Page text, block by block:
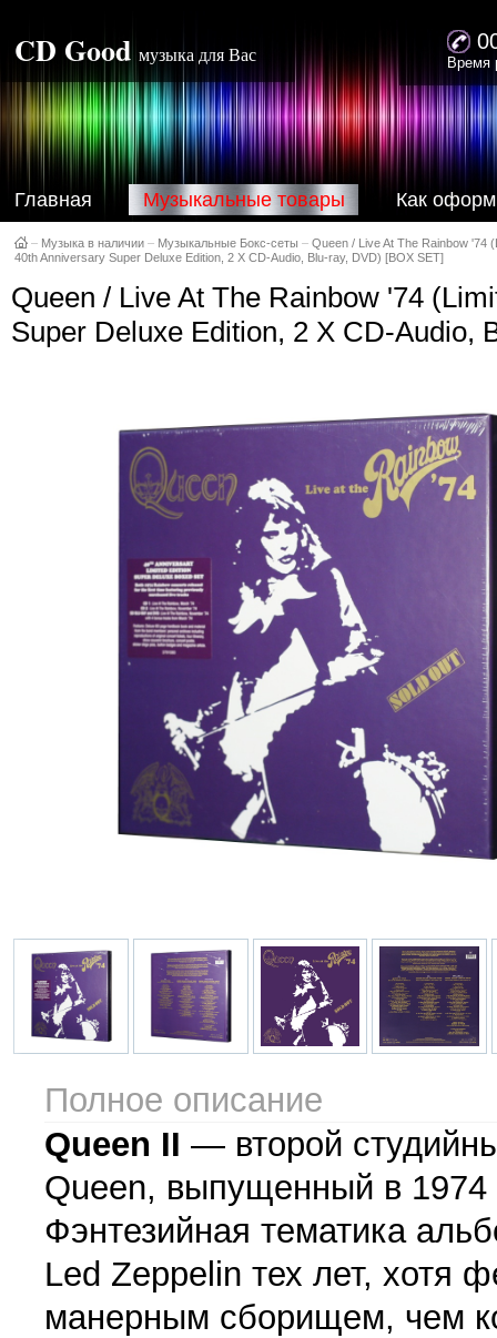
CD Good музыка для Вас Время
Главная Музыкальные товары Как
– Музыка в наличии – Музыкальные Бокс-сеты – Queen / Live At The Rainbow '74
40th Anniversary Super Deluxe Edition, 2 X CD-Audio, Blu-ray, DVD) [BOX SET]
Queen / Live At The Rainbow '74
Super Deluxe Edition, 2 X CD-Audio,
Полное описание
Queen II — второй
Queen, выпущенный в 1974
Фэнтезийная тематика
Led Zeppelin тех лет, хотя
манерным сборищем, чем